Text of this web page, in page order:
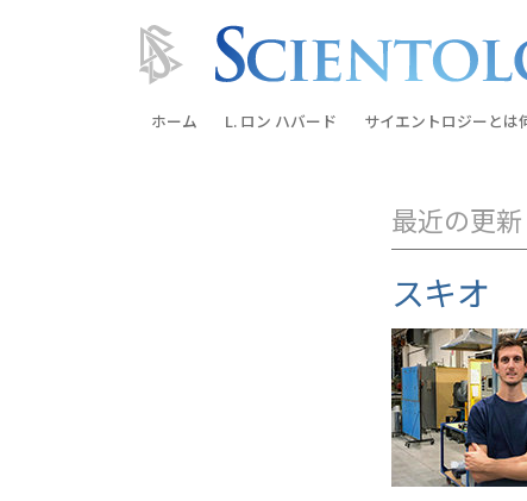
ホーム L. ロン ハバード サイエントロジーとは
サイエントロジーの信
サイエントロジストた
ントロジー
サイエントロジスト
教会の内部
サイエントロジーの基
ダイアネティックスの
最近の更新
スキオ